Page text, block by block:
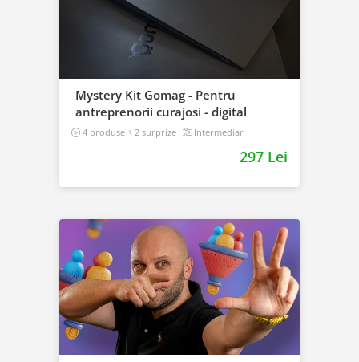
Mystery Kit Gomag - Pentru
antreprenorii curajosi - digital
4 produse + 2 surprize Intermediar
297 Lei